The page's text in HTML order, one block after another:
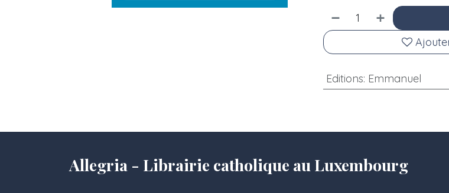
Editions: Emmanuel
Allegria - Librairie catholique au Luxembourg